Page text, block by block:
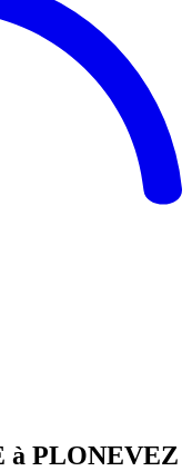
à PLONEVEZ